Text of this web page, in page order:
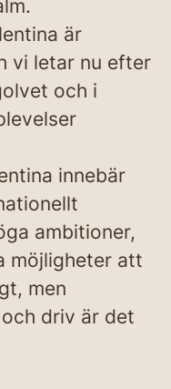
är
vi letar nu efter
och i
innebär
ambitioner,
möjligheter att
men
driv är det